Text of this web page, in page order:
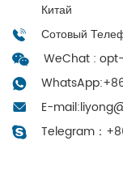
Китай
Сотовый
WeChat :
WhatsApp:
E-mail:
Telegram：